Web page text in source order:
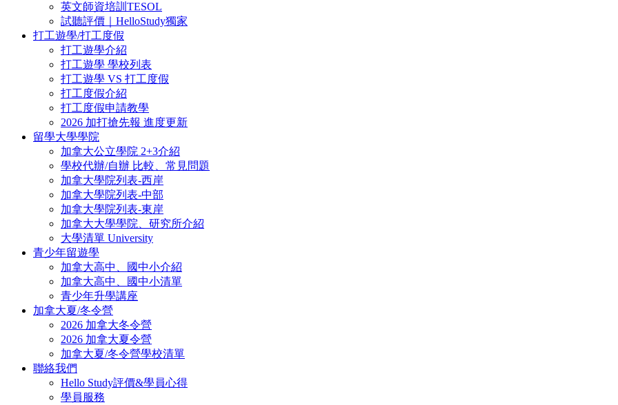
英文師資培訓TESOL
試聽評價｜HelloStudy獨家
打工遊學/打工度假
打工遊學介紹
打工遊學 學校列表
打工遊學 VS 打工度假
打工度假介紹
打工度假申請教學
2026 加打搶先報 進度更新
留學大學學院
加拿大公立學院 2+3介紹
學校代辦/自辦 比較、常見問題
加拿大學院列表-西岸
加拿大學院列表-中部
加拿大學院列表-東岸
加拿大大學學院、研究所介紹
大學清單 University
青少年留遊學
加拿大高中、國中小介紹
加拿大高中、國中小清單
青少年升學講座
加拿大夏/冬令營
2026 加拿大冬令營
2026 加拿大夏令營
加拿大夏/冬令營學校清單
聯絡我們
Hello Study評價&學員心得
學員服務